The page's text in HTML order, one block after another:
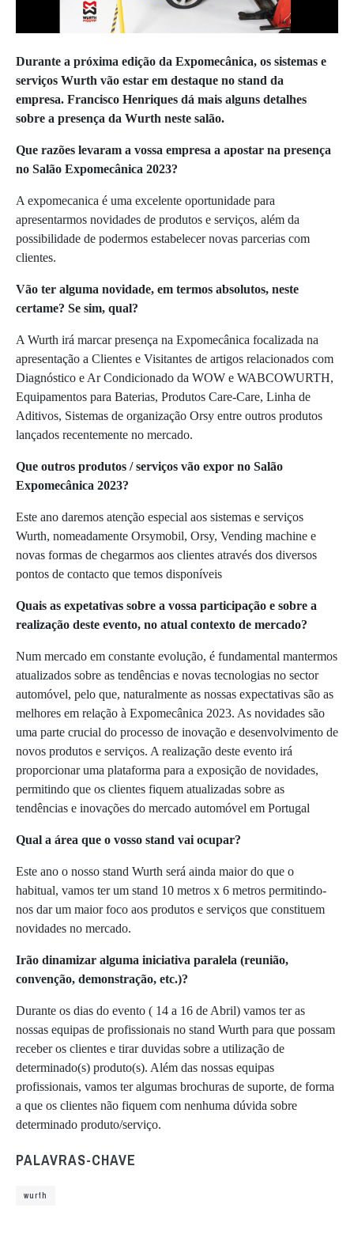
Durante a próxima edição da Expomecânica, os sistemas e
serviços Wurth vão estar em destaque no stand da
empresa. Francisco Henriques dá mais alguns detalhes
sobre a presença da Wurth neste salão.
Que razões levaram a vossa empresa a apostar na presença
no Salão Expomecânica 2023?
A expomecanica é uma excelente oportunidade para
apresentarmos novidades de produtos e serviços, além da
possibilidade de podermos estabelecer novas parcerias com
clientes.
Vão ter alguma novidade, em termos absolutos, neste
certame? Se sim, qual?
A Wurth irá marcar presença na Expomecânica focalizada na
apresentação a Clientes e Visitantes de artigos relacionados com
Diagnóstico e Ar Condicionado da WOW e WABCOWURTH,
Equipamentos para Baterias, Produtos Care-Care, Linha de
Aditivos, Sistemas de organização Orsy entre outros produtos
lançados recentemente no mercado.
Que outros produtos / serviços vão expor no Salão
Expomecânica 2023?
Este ano daremos atenção especial aos sistemas e serviços
Wurth, nomeadamente Orsymobil, Orsy, Vending machine e
novas formas de chegarmos aos clientes através dos diversos
pontos de contacto que temos disponíveis
Quais as expetativas sobre a vossa participação e sobre a
realização deste evento, no atual contexto de mercado?
Num mercado em constante evolução, é fundamental mantermos
atualizados sobre as tendências e novas tecnologias no sector
automóvel, pelo que, naturalmente as nossas expectativas são as
melhores em relação à Expomecânica 2023. As novidades são
uma parte crucial do processo de inovação e desenvolvimento de
novos produtos e serviços. A realização deste evento irá
proporcionar uma plataforma para a exposição de novidades,
permitindo que os clientes fiquem atualizadas sobre as
tendências e inovações do mercado automóvel em Portugal
Qual a área que o vosso stand vai ocupar?
Este ano o nosso stand Wurth será ainda maior do que o
habitual, vamos ter um stand 10 metros x 6 metros permitindo-
nos dar um maior foco aos produtos e serviços que constituem
novidades no mercado.
Irão dinamizar alguma iniciativa paralela (reunião,
convenção, demonstração, etc.)?
Durante os dias do evento ( 14 a 16 de Abril) vamos ter as
nossas equipas de profissionais no stand Wurth para que possam
receber os clientes e tirar duvidas sobre a utilização de
determinado(s) produto(s). Além das nossas equipas
profissionais, vamos ter algumas brochuras de suporte, de forma
a que os clientes não fiquem com nenhuma dúvida sobre
determinado produto/serviço.
PALAVRAS-CHAVE
wurth